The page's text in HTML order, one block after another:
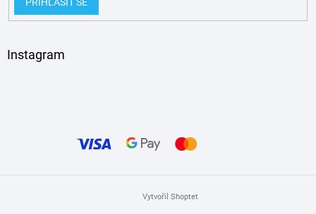
Instagram
Vytvořil Shoptet